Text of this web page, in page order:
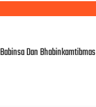
Dan Bhabinkamtibmas